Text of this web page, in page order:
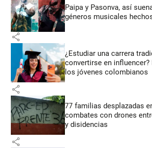
Paipa y Pasonva, así
géneros musicales
share
¿Estudiar una carrera
convertirse en influencer?
los jóvenes colombianos
share
77 familias desplazadas
combates con drones
y disidencias
share